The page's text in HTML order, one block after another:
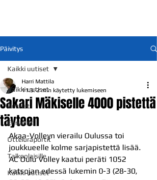
Päivitys
Kaikki uutiset
Uutiset
Ennakot
Otteluraportit
Talkoolaisille
Kaikki uutiset
Kaikki uutiset
Sakari Mäkiselle 4000 pistettä
täyteen
Harri Mattila
11.3. 2 min käytetty lukemiseen
Akaa-Volleyn vierailu Oulussa toi
joukkueelle kolme sarjapistettä lisää.
AC Oulu Volley kaatui peräti 1052
katsojan edessä lukemin 0-3 (28-30,